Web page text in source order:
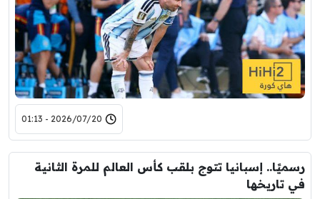
2026/07/20 - 01:13
رسميًا.. إسبانيا تتوج بلقب كأس العالم للمرة الثانية
في تاريخها